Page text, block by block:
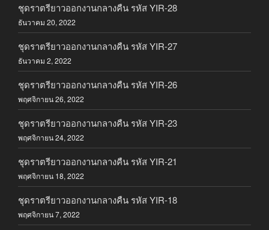
ชุดราตรียาวออกงานกลางคืน รหัส YIR-28
ธันวาคม 20, 2022
ชุดราตรียาวออกงานกลางคืน รหัส YIR-27
ธันวาคม 2, 2022
ชุดราตรียาวออกงานกลางคืน รหัส YIR-26
พฤศจิกายน 26, 2022
ชุดราตรียาวออกงานกลางคืน รหัส YIR-23
พฤศจิกายน 24, 2022
ชุดราตรียาวออกงานกลางคืน รหัส YIR-21
พฤศจิกายน 18, 2022
ชุดราตรียาวออกงานกลางคืน รหัส YIR-18
พฤศจิกายน 7, 2022